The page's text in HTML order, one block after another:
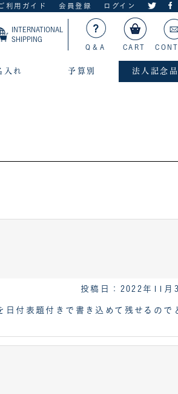
利用ガイド 会員登録 ログイン
INTERNATIONAL
SHIPPING
Q＆A
CART
入れ 予算別 法人記念品
投稿日：2022年11月
付表題付きで書き込めて残せるので